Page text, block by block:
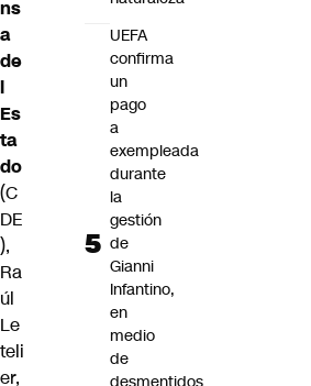
ns
a
de
l
Es
ta
do
(C
DE
),
Ra
úl
Le
teli
er,
UEFA
confirma
un
pago
a
exempleada
durante
la
gestión
de
Gianni
Infantino,
en
medio
de
desmentidos